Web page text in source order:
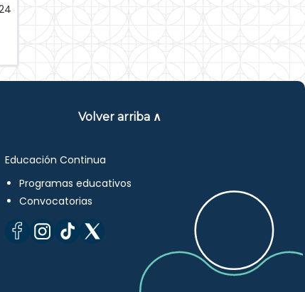
Volver arriba ∧
Educación Continua
Programas educativos
Convocatorias